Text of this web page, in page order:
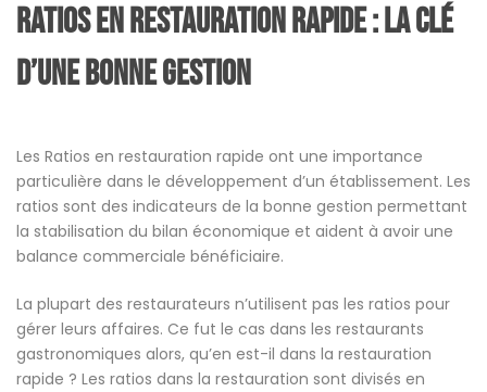
Ratios en restauration rapide : la clé
d’une bonne gestion
Les Ratios en restauration rapide ont une importance
particulière dans le développement d’un établissement. Les
ratios sont des indicateurs de la bonne gestion permettant
la stabilisation du bilan économique et aident à avoir une
balance commerciale bénéficiaire.
La plupart des restaurateurs n’utilisent pas les ratios pour
gérer leurs affaires. Ce fut le cas dans les restaurants
gastronomiques alors, qu’en est-il dans la restauration
rapide ? Les ratios dans la restauration sont divisés en